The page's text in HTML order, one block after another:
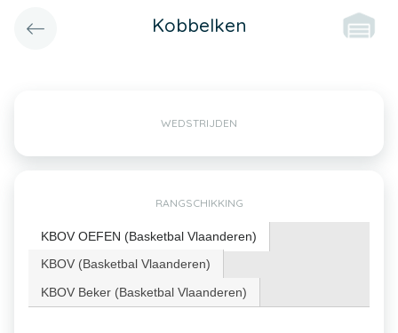
Kobbelken
WEDSTRIJDEN
RANGSCHIKKING
KBOV OEFEN (Basketbal Vlaanderen)
KBOV (Basketbal Vlaanderen)
KBOV Beker (Basketbal Vlaanderen)